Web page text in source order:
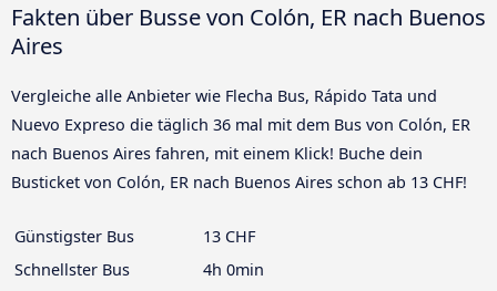
Fakten über Busse von Colón, ER nach Buenos
Aires
Vergleiche alle Anbieter wie Flecha Bus, Rápido Tata und
Nuevo Expreso die täglich 36 mal mit dem Bus von Colón, ER
nach Buenos Aires fahren, mit einem Klick! Buche dein
Busticket von Colón, ER nach Buenos Aires schon ab 13 CHF!
Günstigster Bus
13 CHF
Schnellster Bus
4h 0min